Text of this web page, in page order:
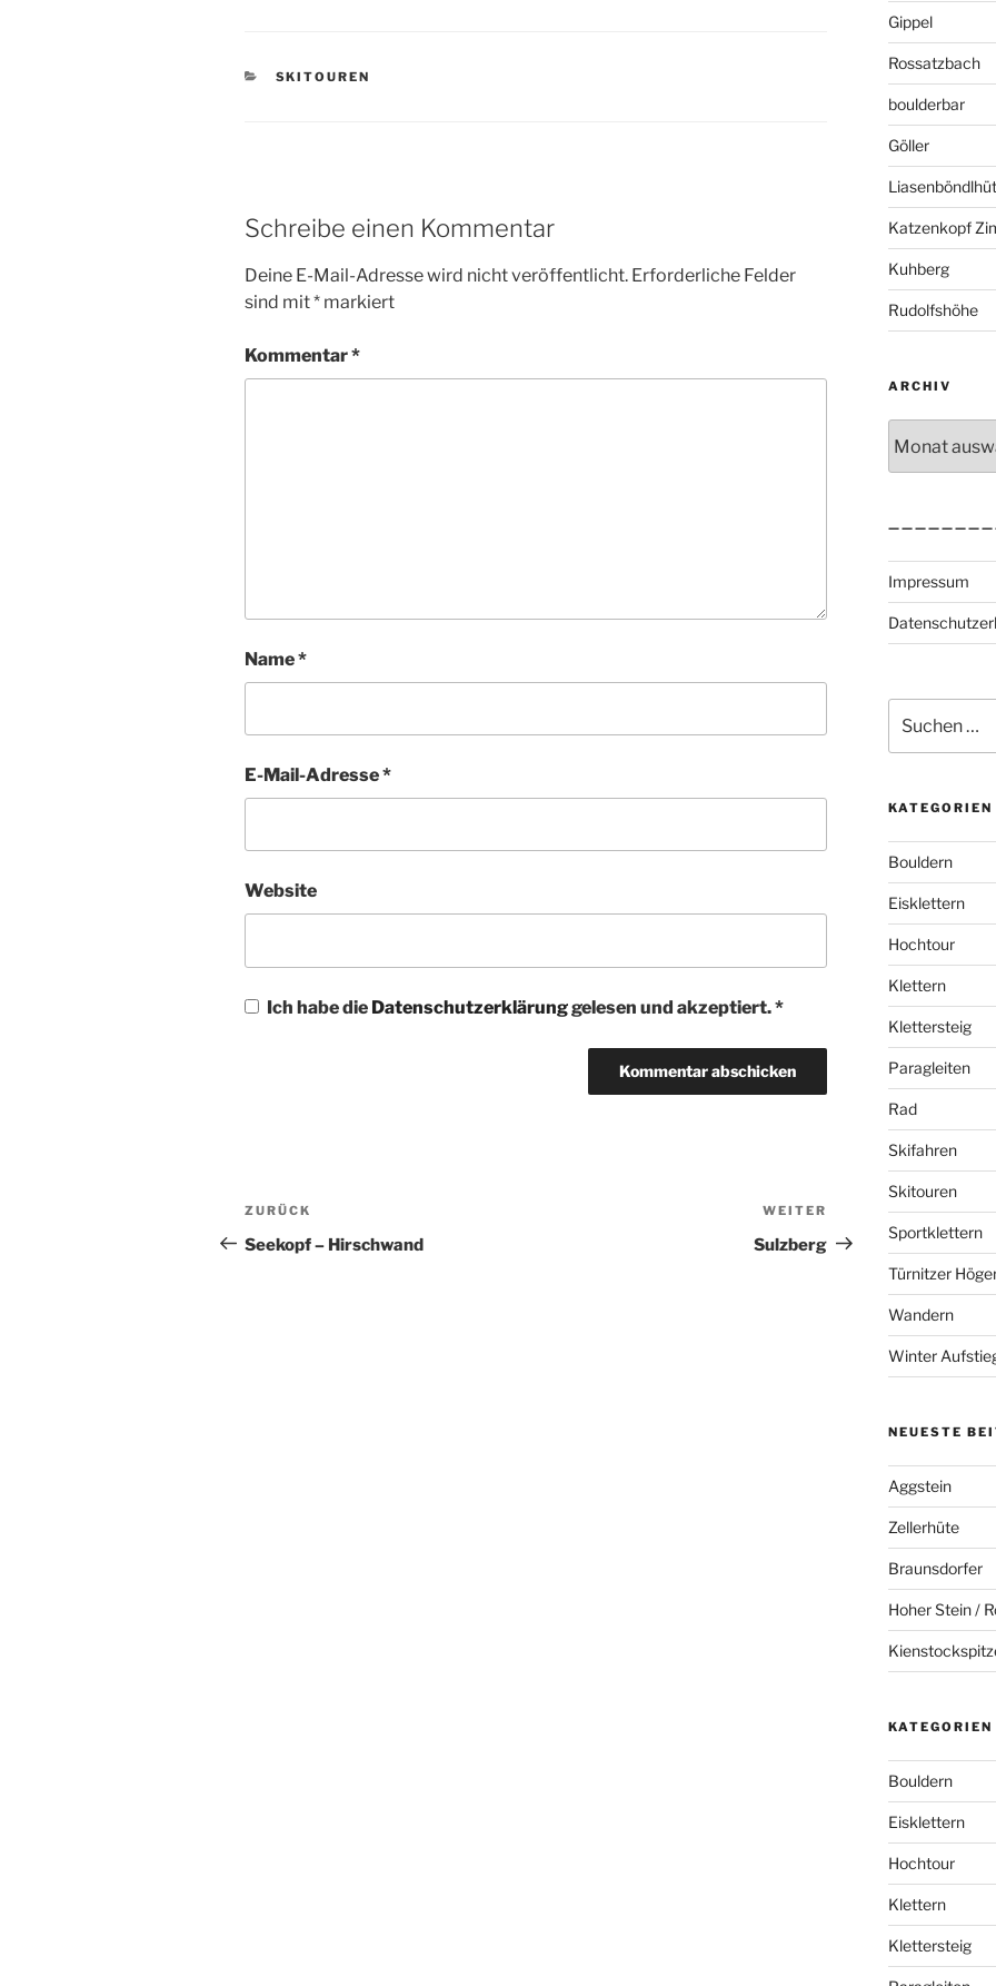
KATEGORIEN
SKITOUREN
Schreibe einen Kommentar
Deine E-Mail-Adresse wird nicht veröffentlicht. Erforderliche Felder
sind mit* markiert
Kommentar*
Name*
E-Mail-Adresse*
Website
Ich habe die Datenschutzerklärunggelesen und akzeptiert.*
Beitragsnavigation
Vorheriger
Beitrag
ZURÜCK
Seekopf – Hirschwand
Nächster
Beitrag
WEITER
Sulzberg
Gippel
Rossatzbach
boulderbar
Göller
Katzenkopf
Kuhberg
Rudolfshöhe
ARCHIV
Impressum
nach:
KATEGORIEN
Bouldern
Eisklettern
Hochtour
Klettern
Klettersteig
Paragleiten
Rad
Skifahren
Skitouren
Sportklettern
Türnitzer
Wandern
Winter
NEUESTE
Aggstein
Zellerhüte
Braunsdorfer
Hoher Stein /
KATEGORIEN
Bouldern
Eisklettern
Hochtour
Klettern
Klettersteig